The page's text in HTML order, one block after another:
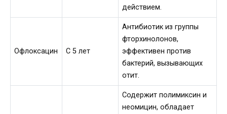
действием.
Офлоксацин С 5 лет
Антибиотик из группы
фторхинолонов,
эффективен против
бактерий, вызывающих
отит.
Содержит полимиксин и
неомицин, обладает